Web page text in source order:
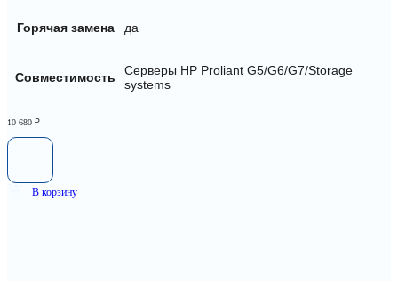
Горячая замена да
Совместимость
Серверы HP Proliant G5/G6/G7/Storage
systems
10 680 ₽
В корзину